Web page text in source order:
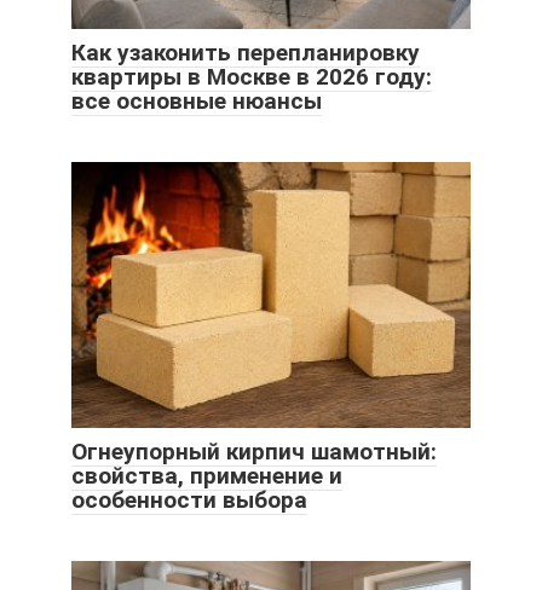
Как узаконить перепланировку
квартиры в Москве в 2026 году:
все основные нюансы
Огнеупорный кирпич шамотный:
свойства, применение и
особенности выбора